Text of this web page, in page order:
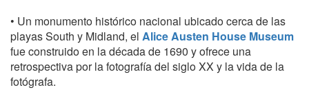
• Un monumento histórico nacional ubicado cerca de las
playas South y Midland, el Alice Austen House Museum
fue construido en la década de 1690 y ofrece una
retrospectiva por la fotografía del siglo XX y la vida de la
fotógrafa.